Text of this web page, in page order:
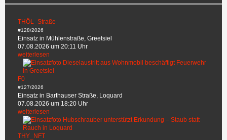
THÖL_Straße
#128/2026
Einsatz in Mühlenstraße, Greetsiel
07.08.2026 um 20:11 Uhr
weiterlesen
F0
#127/2026
Einsatz in Barthauser Straße, Loquard
07.08.2026 um 18:20 Uhr
weiterlesen
THY_NFT